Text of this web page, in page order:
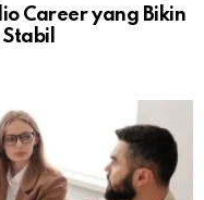
Career yang Bikin